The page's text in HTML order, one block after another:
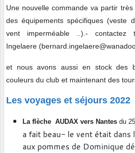
Une nouvelle commande va partir
des équipements spécifiques (veste
vent imperméable ..).- contactez
Ingelaere
et nous avons aussi en stock des
couleurs du club et maintenant des
Les voyages et séjours 2022
La flèche AUDAX vers Nantes du
a fait beau- le vent était dans
aux pommes de Dominique